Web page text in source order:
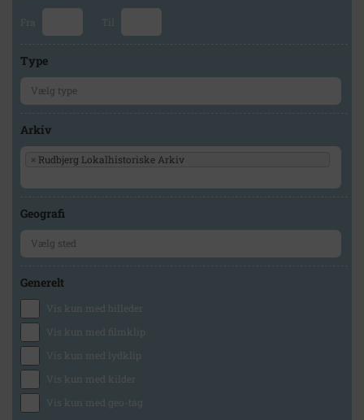
Fra Til
Type
Arkiv
× Rudbjerg Lokalhistoriske Arkiv
Geografi
Generelt
Vis kun med billeder
Vis kun med filmklip
Vis kun med lydklip
Vis kun med kilder
Vis kun med geo-tag